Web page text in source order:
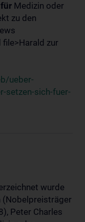
für Medizin oder
zu den
zur
ueber-
setzen-sich-fuer-
wurde
(Nobelpreisträger
Peter Charles